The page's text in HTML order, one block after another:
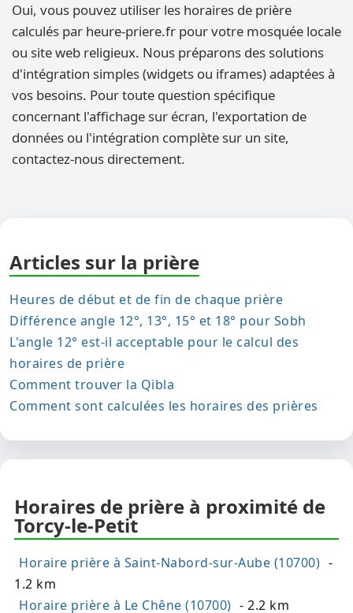
Oui, vous pouvez utiliser les horaires de prière
calculés par heure-priere.fr pour votre mosquée locale
ou site web religieux. Nous préparons des solutions
d'intégration simples (widgets ou iframes) adaptées à
vos besoins. Pour toute question spécifique
concernant l'affichage sur écran, l'exportation de
données ou l'intégration complète sur un site,
contactez-nous directement.
Articles sur la prière
Heures de début et de fin de chaque prière
Différence angle 12°, 13°, 15° et 18° pour Sobh
L'angle 12° est-il acceptable pour le calcul des
horaires de prière
Comment trouver la Qibla
Comment sont calculées les horaires des prières
Horaires de prière à proximité de
Torcy-le-Petit
Horaire prière à Saint-Nabord-sur-Aube (10700) -
1.2 km
Horaire prière à Le Chêne (10700) - 2.2 km